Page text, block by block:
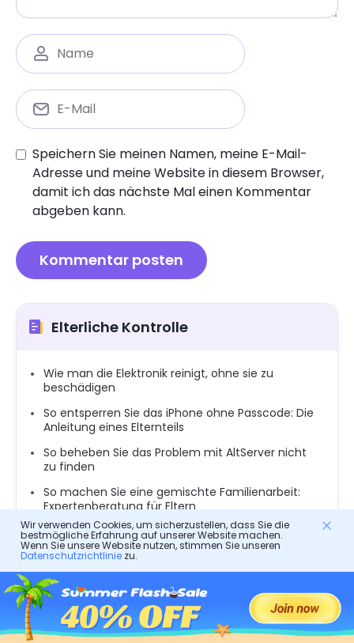
Speichern Sie meinen Namen, meine E-Mail-
Adresse und meine Website in diesem Browser,
damit ich das nächste Mal einen Kommentar
abgeben kann.
Elterliche Kontrolle
Wie man die Elektronik reinigt, ohne sie zu
beschädigen
So entsperren Sie das iPhone ohne Passcode: Die
Anleitung eines Elternteils
So beheben Sie das Problem mit AltServer nicht
zu finden
So machen Sie eine gemischte Familienarbeit:
Expertenberatung für Eltern
So finden Sie versteckte Textnachrichten auf
Android
Welche Schritte kann ich unternehmen, wenn
meine jungen Teenager Akte senden
So finden Sie die Skype -ID Ihres Kindes und
überwachen Sie Skype -Verwendung
Wir verwenden Cookies, um sicherzustellen, dass Sie die
bestmögliche Erfahrung auf unserer Website machen.
Wenn Sie unsere Website nutzen, stimmen Sie unseren
Datenschutzrichtliniezu.